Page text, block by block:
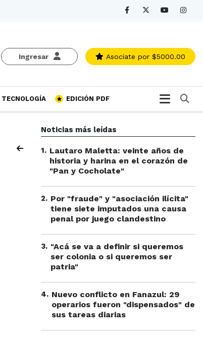
Ingresar Asociate por $5000.00
TECNOLOGÍA EDICIÓN PDF
Noticias más leídas
1. Lautaro Maletta: veinte años de
historia y harina en el corazón de
"Pan y Cocholate"
2. Por "fraude" y "asociación ilícita"
tiene siete imputados una causa
penal por juego clandestino
3. "Acá se va a definir si queremos
ser colonia o si queremos ser
patria"
4. Nuevo conflicto en Fanazul: 29
operarios fueron "dispensados" de
sus tareas diarias